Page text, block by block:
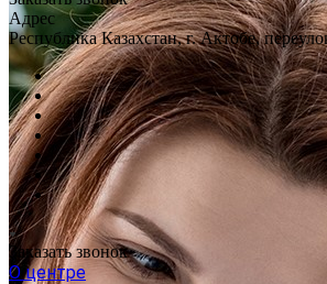
Адрес
Республика Казахстан, г. Актобе,
Заказать звонок
О центре